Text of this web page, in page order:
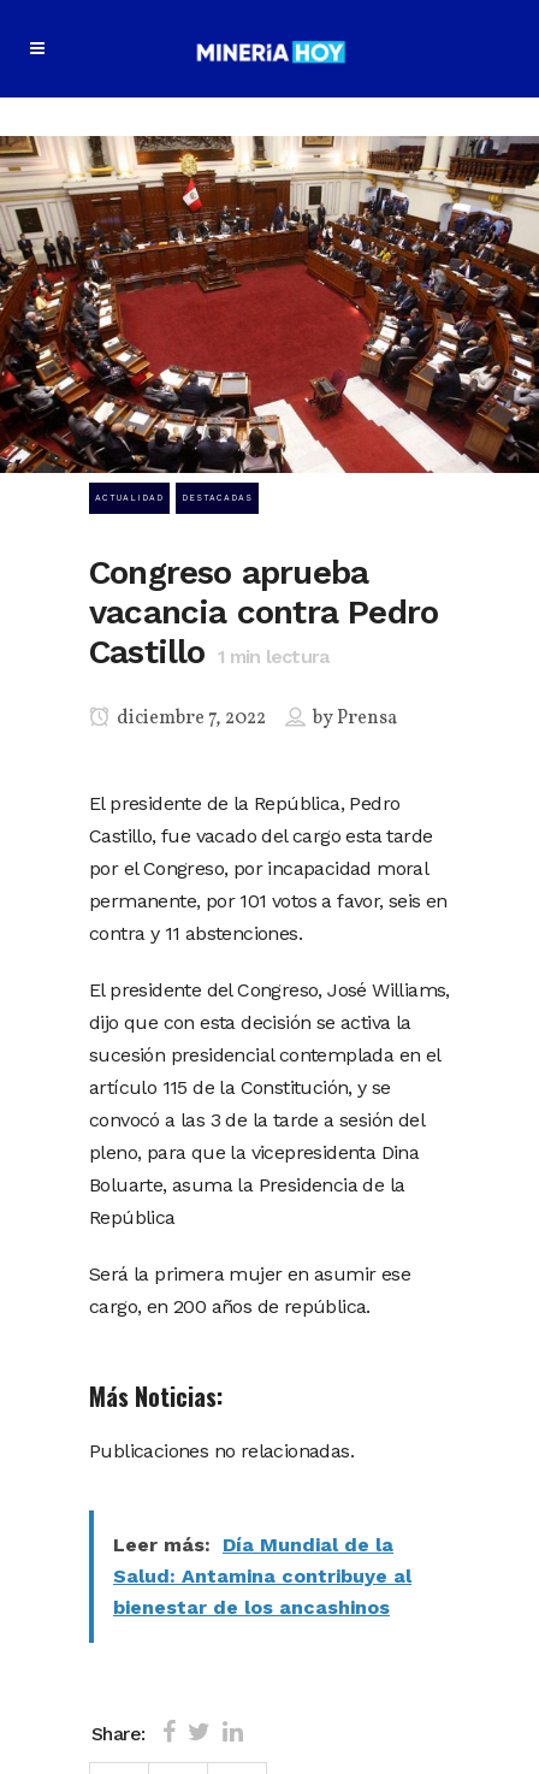
ACTUALIDAD DESTACADAS
Congreso aprueba
vacancia contra Pedro
Castillo 1 min lectura
diciembre 7, 2022 byPrensa
El presidente de la República, Pedro
Castillo, fue vacado del cargo esta tarde
por el Congreso, por incapacidad moral
permanente, por 101 votos a favor, seis en
contra y 11 abstenciones.
El presidente del Congreso, José Williams,
dijo que con esta decisión se activa la
sucesión presidencial contemplada en el
artículo 115 de la Constitución, y se
convocó a las 3 de la tarde a sesión del
pleno, para que la vicepresidenta Dina
Boluarte, asuma la Presidencia de la
República
Será la primera mujer en asumir ese
cargo, en 200 años de república.
Más Noticias:
Publicaciones no relacionadas.
Leer más:
Día Mundial de la
Salud: Antamina contribuye al
bienestar de los ancashinos
Share: